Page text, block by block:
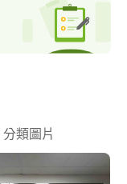
分類圖片